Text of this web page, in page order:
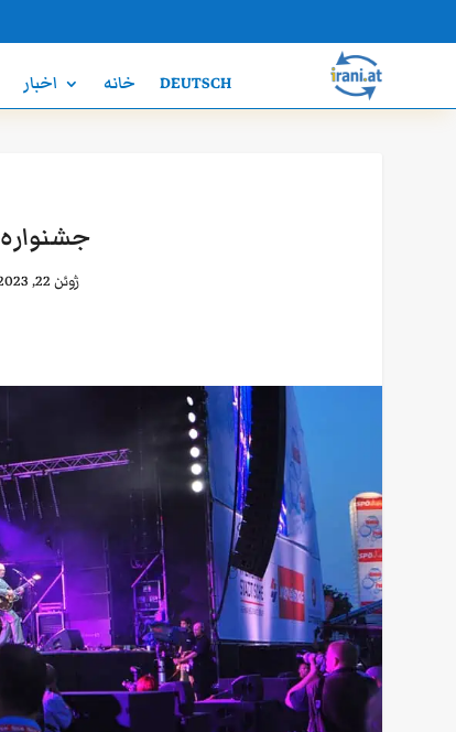
DEUTSCH خانه اخبار
جشنواره 3 روزه دونا اینزل در وین اتریش
ژوئن 22, 2023